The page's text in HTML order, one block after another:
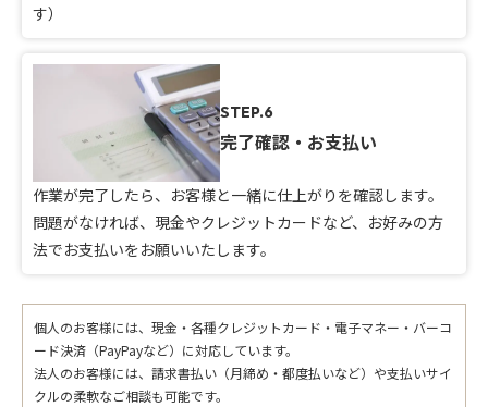
す）
STEP.6
完了確認・お支払い
作業が完了したら、お客様と一緒に仕上がりを確認します。
問題がなければ、現金やクレジットカードなど、お好みの方
法でお支払いをお願いいたします。
個人のお客様には、現金・各種クレジットカード・電子マネー・バーコ
ード決済（PayPayなど）に対応しています。
法人のお客様には、請求書払い（月締め・都度払いなど）や支払いサイ
クルの柔軟なご相談も可能です。